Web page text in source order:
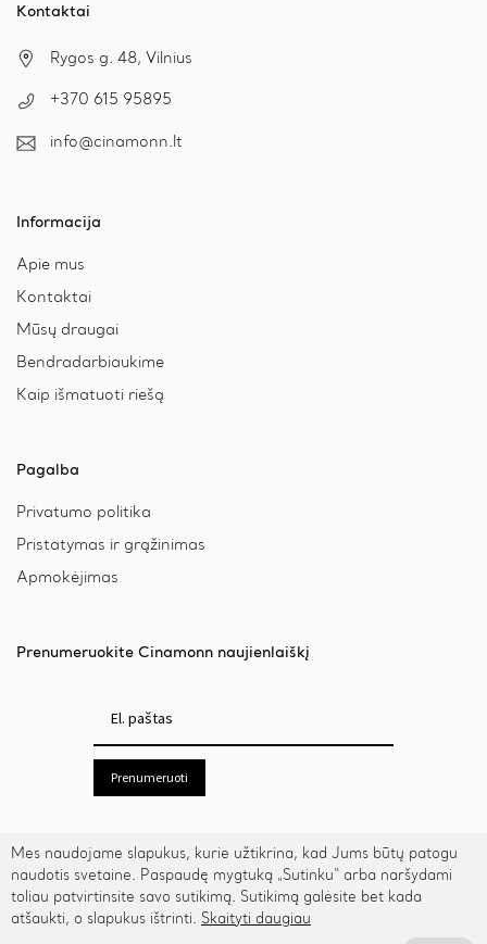
Kontaktai
Rygos g. 48, Vilnius
+370 615 95895
info@cinamonn.lt
Informacija
Apie mus
Kontaktai
Mūsų draugai
Bendradarbiaukime
Kaip išmatuoti riešą
Pagalba
Privatumo politika
Pristatymas ir grąžinimas
Apmokėjimas
Prenumeruokite Cinamonn naujienlaiškį
Prenumeruoti
© 2026 Cinamonn.lt. Visos teisės saugomos.
Mes naudojame slapukus, kurie užtikrina, kad Jums būtų patogu
naudotis svetaine. Paspaudę mygtuką „Sutinku“ arba naršydami
toliau patvirtinsite savo sutikimą. Sutikimą galėsite bet kada
atšaukti, o slapukus ištrinti. Skaityti daugiau